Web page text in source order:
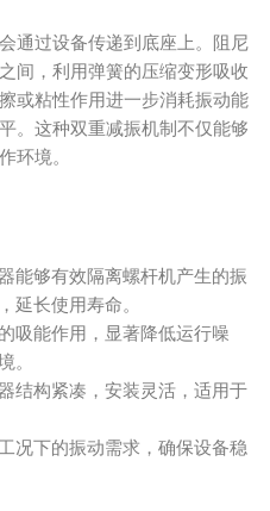
通过设备传递到底座上。阻尼
间，利用弹簧的压缩变形吸收
或粘性作用进一步消耗振动能
。这种双重减振机制不仅能够
环境。
能够有效隔离螺杆机产生的振
延长使用寿命。
吸能作用，显著降低运行噪
。
结构紧凑，安装灵活，适用于
况下的振动需求，确保设备稳